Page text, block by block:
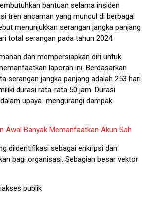
bantuan selama insiden
tren ancaman yang muncul di berbagai
menunjukkan serangan jangka panjang
total serangan pada tahun 2024.
dan mempersiapkan diri untuk
laporan ini. Berdasarkan
serangan jangka panjang adalah 253 hari.
durasi rata-rata 50 jam. Durasi
upaya mengurangi dampak
Awal Banyak Memanfaatkan Akun Sah
diidentifikasi sebagai enkripsi dan
bagi organisasi. Sebagian besar vektor
publik